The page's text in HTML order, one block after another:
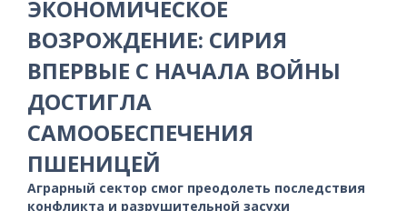
ЭКОНОМИЧЕСКОЕ
ВОЗРОЖДЕНИЕ: СИРИЯ
ВПЕРВЫЕ С НАЧАЛА ВОЙНЫ
ДОСТИГЛА
САМООБЕСПЕЧЕНИЯ
ПШЕНИЦЕЙ
Аграрный сектор смог преодолеть последствия
конфликта и разрушительной засухи